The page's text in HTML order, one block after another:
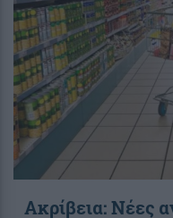
Ακρίβεια: Νέες